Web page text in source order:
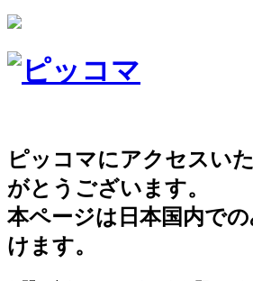
ピッコマにアクセスい
がとうございます。
本ページは日本国内で
けます。